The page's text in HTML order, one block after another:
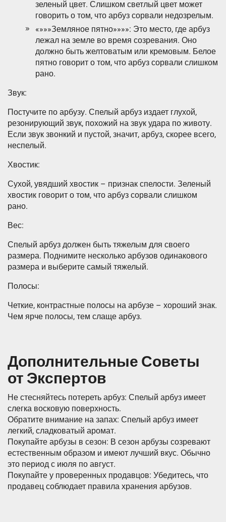
зеленый цвет. Слишком светлый цвет может
говорить о том, что арбуз сорвали недозрелым.
«»»»Земляное пятно»»»»: Это место, где арбуз
лежал на земле во время созревания. Оно
должно быть желтоватым или кремовым. Белое
пятно говорит о том, что арбуз сорвали слишком
рано.
Звук:
Постучите по арбузу. Спелый арбуз издает глухой,
резонирующий звук, похожий на звук удара по животу.
Если звук звонкий и пустой, значит, арбуз, скорее всего,
неспелый.
Хвостик:
Сухой, увядший хвостик – признак спелости. Зеленый
хвостик говорит о том, что арбуз сорвали слишком
рано.
Вес:
Спелый арбуз должен быть тяжелым для своего
размера. Поднимите несколько арбузов одинакового
размера и выберите самый тяжелый.
Полосы:
Четкие, контрастные полосы на арбузе – хороший знак.
Чем ярче полосы, тем слаще арбуз.
Дополнительные Советы
от Экспертов
Не стесняйтесь потереть арбуз: Спелый арбуз имеет
слегка восковую поверхность.
Обратите внимание на запах: Спелый арбуз имеет
легкий, сладковатый аромат.
Покупайте арбузы в сезон: В сезон арбузы созревают
естественным образом и имеют лучший вкус. Обычно
это период с июля по август.
Покупайте у проверенных продавцов: Убедитесь, что
продавец соблюдает правила хранения арбузов.